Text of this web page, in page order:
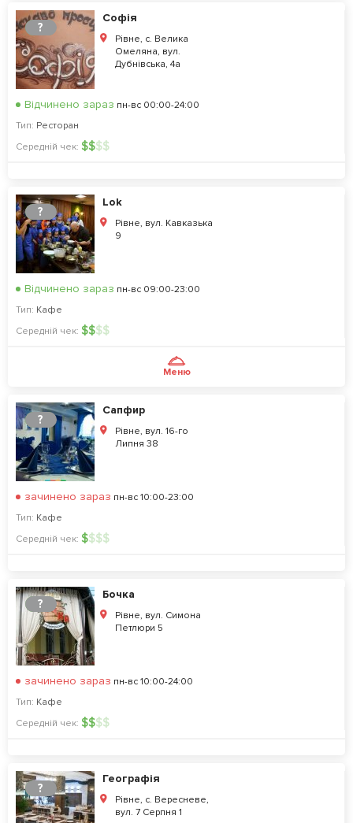
?
Софія
Рівне, с. Велика
Омеляна, вул.
Дубнівська, 4а
Відчинено зараз пн-вс 00:00-24:00
Тип: Ресторан
Середній чек: $$$$
?
Lok
Рівне, вул. Кавказька
9
Відчинено зараз пн-вс 09:00-23:00
Тип: Кафе
Середній чек: $$$$
Меню
?
Сапфир
Рівне, вул. 16-го
Липня 38
зачинено зараз пн-вс 10:00-23:00
Тип: Кафе
Середній чек: $$$$
?
Бочка
Рівне, вул. Симона
Петлюри 5
зачинено зараз пн-вс 10:00-24:00
Тип: Кафе
Середній чек: $$$$
?
Географія
Рівне, с. Вересневе,
вул. 7 Серпня 1